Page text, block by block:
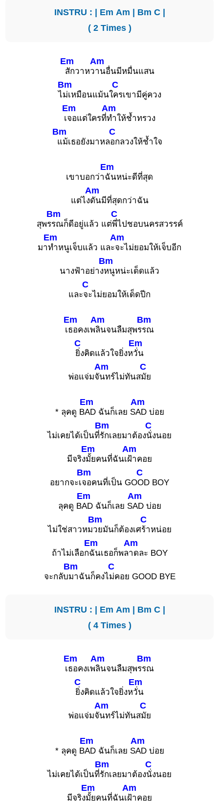
INSTRU : | Em Am | Bm C|
( 2 Times )
Em
สักวาหว
Am
านอื่นมีหมื่นแสน
ไ
Bm
ม่เหมือนแม้นใ
C
ครเขามีคู่ควง
เ
Em
จอแต่ใครที่
Am
ทำให้ช้ำทรวง
Bm
แม้เธอยังมาหล
C
อกลวงให้ช้ำใจ
เขาบอกว่า
Em
ฉันหน่ะดีที่สุด
แต่ไง
Am
ดันมีที่สุดกว่าฉัน
สุพร
Bm
รณก็ดีอยู่แล้ว แต่
C
พี่ไปชอบนครสวรรค์
มา
Em
ทำหนูเจ็บแล้ว และ
Am
จะไม่ยอมให้เจ็บอีก
นางฟ้าอย่าง
Bm
หนูหน่ะเด็ดแล้ว
และ
C
จะไม่ยอมให้เด็ดปีก
เ
Em
ธอคงเพ
Am
ลินจนลืมสุพร
Bm
รณ
C
ยิ่งคิดแล้วใจยิ่งห
Em
วั่น
พ่อแจ่มจั
Am
นทร์ไม่ทันส
C
มัย
* ลุคดู B
Em
AD ฉันก็เลย S
Am
AD บ่อย
ไม่เคยได้เป็นที่
Bm
รักเลยมาต้อง
C
นั่งนอย
มีจริง
Em
มั้ยคนที่ฉันเ
Am
ฝ้าคอย
อยากจะเ
Bm
จอคนที่เป็น GO
C
OD BOY
ลุคดู B
Em
AD ฉันก็เลย S
Am
AD บ่อย
ไม่ใช่สาวหม
Bm
วยมันก็ต้องเศ
C
ร้าหน่อย
ถ้าไม่เลือก
Em
ฉันเธอก็พล
Am
าดละ BOY
จะกลับ
Bm
มาฉันก็คงไ
C
ม่คอย GOOD BYE
INSTRU : | Em Am | Bm C|
( 4 Times )
เ
Em
ธอคงเพ
Am
ลินจนลืมสุพร
Bm
รณ
C
ยิ่งคิดแล้วใจยิ่งห
Em
วั่น
พ่อแจ่มจั
Am
นทร์ไม่ทันส
C
มัย
* ลุคดู B
Em
AD ฉันก็เลย S
Am
AD บ่อย
ไม่เคยได้เป็นที่
Bm
รักเลยมาต้อง
C
นั่งนอย
มีจริง
Em
มั้ยคนที่ฉันเ
Am
ฝ้าคอย